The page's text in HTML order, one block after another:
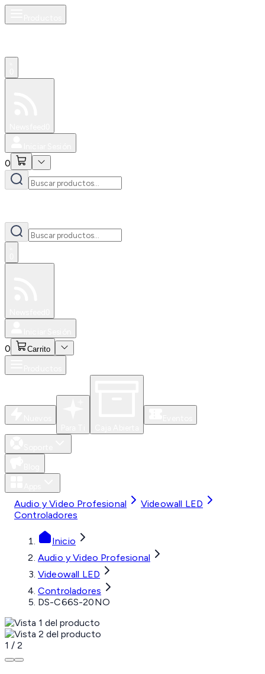
0
0 Carrito
Audio y Video Profesional
Videowall LED
Controladores
Inicio
Audio y Video Profesional
Videowall LED
Controladores
DS-C66S-20NO
1 / 2